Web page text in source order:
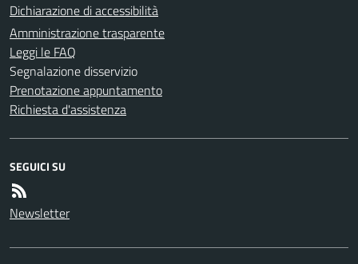
Dichiarazione di accessibilità
Amministrazione trasparente
Leggi le FAQ
Segnalazione disservizio
Prenotazione appuntamento
Richiesta d'assistenza
SEGUICI SU
Newsletter